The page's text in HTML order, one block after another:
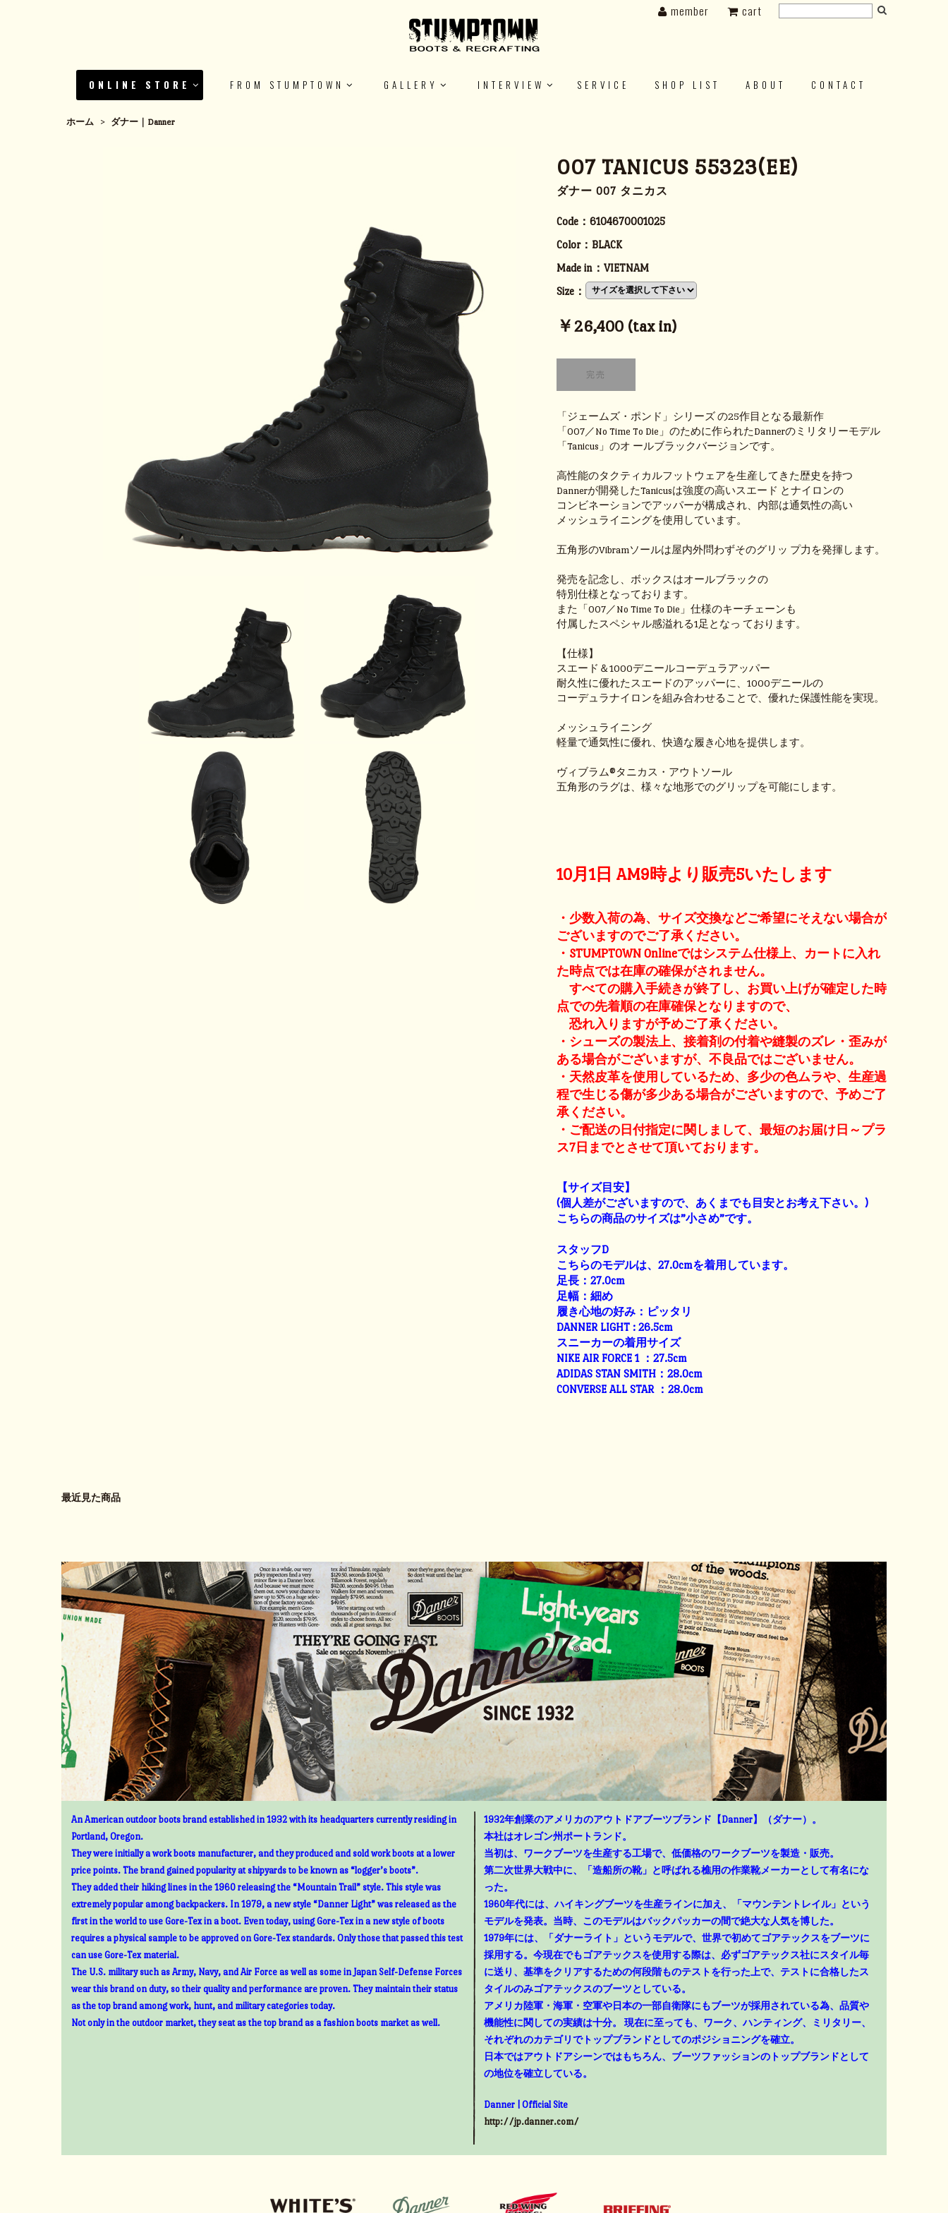
ONLINE STORE FROM STUMPTOWN GALLERY INTERVIEW SERVICE SHOP LIST ABOUT CONTACT
member cart
ホーム > ダナー｜Danner
007 TANICUS 55323(EE)
ダナー 007 タニカス
Code： 6104670001025
Color： BLACK
Made in： VIETNAM
Size：
￥26,400 (tax in)
「ジェームズ・ポンド」シリーズ の25作目となる最新作
「007／No Time To Die」のために作られたDannerのミリタリーモデル
「Tanicus」のオ ールブラックバージョンです。
高性能のタクティカルフットウェアを生産してきた歴史を持つ
Dannerが開発したTanicusは強度の高いスエード とナイロンの
コンビネーションでアッパーが構成され、内部は通気性の高い
メッシュライニングを使用しています。
五角形のVibramソールは屋内外問わずそのグリッ プ力を発揮します。
発売を記念し、ボックスはオールブラックの
特別仕様となっております。
また「007／No Time To Die」仕様のキーチェーンも
付属したスペシャル感溢れる1足となっ ております。
【仕様】
スエード＆1000デニールコーデュラアッパー
耐久性に優れたスエードのアッパーに、1000デニールの
コーデュラナイロンを組み合わせることで、優れた保護性能を実現。
メッシュライニング
軽量で通気性に優れ、快適な履き心地を提供します。
ヴィブラム®タニカス・アウトソール
五角形のラグは、様々な地形でのグリップを可能にします。
10月1日 AM9時より販売5いたします
・少数入荷の為、サイズ交換などご希望にそえない場合が
ございますのでご了承ください。
・STUMPTOWN Onlineではシステム仕様上、カートに入れ
た時点では在庫の確保がされません。
すべての購入手続きが終了し、お買い上げが確定した時
点での先着順の在庫確保となりますので、
恐れ入りますが予めご了承ください。
・シューズの製法上、接着剤の付着や縫製のズレ・歪みが
ある場合がございますが、不良品ではございません。
・天然皮革を使用しているため、多少の色ムラや、生産過
程で生じる傷が多少ある場合がございますので、予めご了
承ください。
・ご配送の日付指定に関しまして、最短のお届け日～プラ
ス7日までとさせて頂いております。
【サイズ目安】
(個人差がございますので、あくまでも目安とお考え下さい。)
こちらの商品のサイズは”小さめ”です。
スタッフD
こちらのモデルは、27.0cmを着用しています。
足長：27.0cm
足幅：細め
履き心地の好み：ピッタリ
DANNER LIGHT : 26.5cm
スニーカーの着用サイズ
NIKE AIR FORCE 1 ：27.5cm
ADIDAS STAN SMITH：28.0cm
CONVERSE ALL STAR ：28.0cm
最近見た商品
An American outdoor boots brand established in 1932 with its headquarters currently residing in
Portland, Oregon.
They were initially a work boots manufacturer, and they produced and sold work boots at a lower
price points. The brand gained popularity at shipyards to be known as “logger’s boots”.
They added their hiking lines in the 1960 releasing the “Mountain Trail” style. This style was
extremely popular among backpackers. In 1979, a new style “Danner Light” was released as the
first in the world to use Gore-Tex in a boot. Even today, using Gore-Tex in a new style of boots
requires a physical sample to be approved on Gore-Tex standards. Only those that passed this test
can use Gore-Tex material.
The U.S. military such as Army, Navy, and Air Force as well as some in Japan Self-Defense Forces
wear this brand on duty, so their quality and performance are proven. They maintain their status
as the top brand among work, hunt, and military categories today.
Not only in the outdoor market, they seat as the top brand as a fashion boots market as well.
1932年創業のアメリカのアウトドアブーツブランド【Danner】（ダナー）。
本社はオレゴン州ポートランド。
当初は、ワークブーツを生産する工場で、低価格のワークブーツを製造・販売。
第二次世界大戦中に、「造船所の靴」と呼ばれる樵用の作業靴メーカーとして有名にな
った。
1960年代には、ハイキングブーツを生産ラインに加え、「マウンテントレイル」という
モデルを発表。当時、このモデルはバックパッカーの間で絶大な人気を博した。
1979年には、「ダナーライト」というモデルで、世界で初めてゴアテックスをブーツに
採用する。今現在でもゴアテックスを使用する際は、必ずゴアテックス社にスタイル毎
に送り、基準をクリアするための何段階ものテストを行った上で、テストに合格したス
タイルのみゴアテックスのブーツとしている。
アメリカ陸軍・海軍・空軍や日本の一部自衛隊にもブーツが採用されている為、品質や
機能性に関しての実績は十分。 現在に至っても、ワーク、ハンティング、ミリタリー、
それぞれのカテゴリでトップブランドとしてのポジショニングを確立。
日本ではアウトドアシーンではもちろん、ブーツファッションのトップブランドとして
の地位を確立している。
Danner | Official Site
http://jp.danner.com/